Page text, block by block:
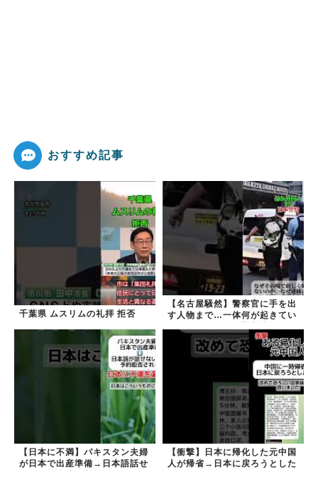
おすすめ記事
千葉県 ムスリムの礼拝 拒否
【名古屋騒然】警察官に手を出
す人物まで…一体何が起きてい
#japan
【日本に不満】パキスタン夫婦
が日本で出産準備→日本語話せ
【衝撃】日本に帰化した元中国
人が帰省→日本に戻ろうとした